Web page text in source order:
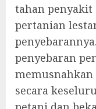
tahan penyakit
pertanian
penyebaran
secara